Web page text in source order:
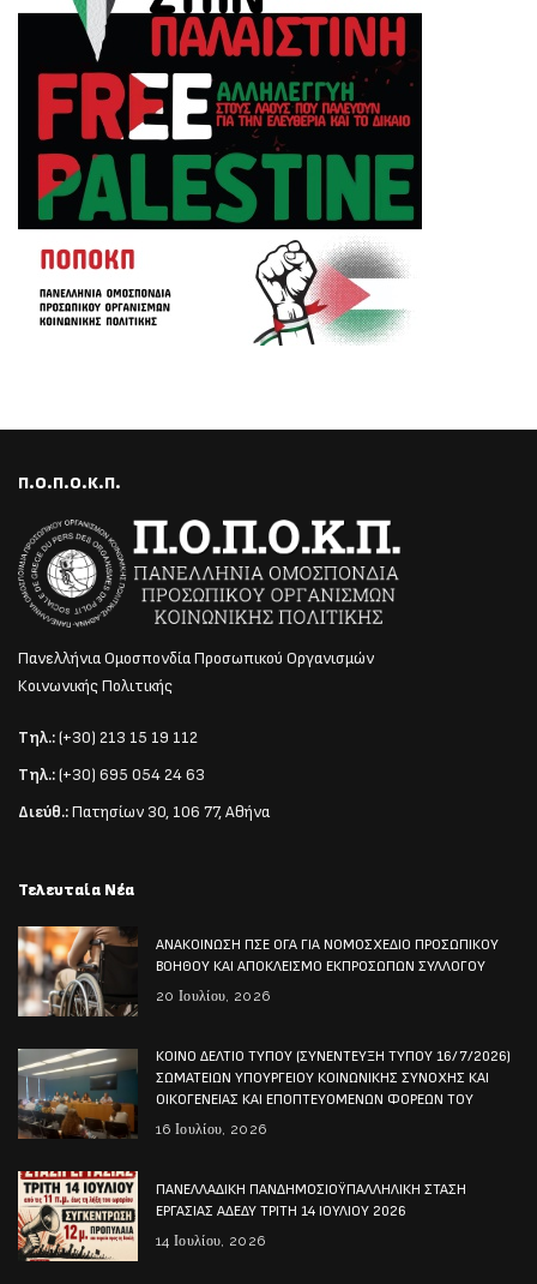
Π.Ο.Π.Ο.Κ.Π.
Πανελλήνια Ομοσπονδία Προσωπικού Οργανισμών
Κοινωνικής Πολιτικής
Τηλ.:(+30) 213 15 19 112
Τηλ.:(+30) 695 054 24 63
Διεύθ.:Πατησίων 30, 106 77, Αθήνα
Τελευταία Νέα
ΑΝΑΚΟΙΝΩΣΗ ΠΣΕ ΟΓΑ ΓΙΑ ΝΟΜΟΣΧΕΔΙΟ ΠΡΟΣΩΠΙΚΟΥ
ΒΟΗΘΟΥ ΚΑΙ ΑΠΟΚΛΕΙΣΜΟ ΕΚΠΡΟΣΩΠΩΝ ΣΥΛΛΟΓΟΥ
20 Ιουλίου, 2026
ΚΟΙΝΟ ΔΕΛΤΙΟ ΤΥΠΟΥ (ΣΥΝΕΝΤΕΥΞΗ ΤΥΠΟΥ 16/7/2026)
ΣΩΜΑΤΕΙΩΝ ΥΠΟΥΡΓΕΙΟΥ ΚΟΙΝΩΝΙΚΗΣ ΣΥΝΟΧΗΣ ΚΑΙ
ΟΙΚΟΓΕΝΕΙΑΣ ΚΑΙ ΕΠΟΠΤΕΥΟΜΕΝΩΝ ΦΟΡΕΩΝ ΤΟΥ
16 Ιουλίου, 2026
ΠΑΝΕΛΛΑΔΙΚΗ ΠΑΝΔΗΜΟΣΙΟΫΠΑΛΛΗΛΙΚΗ ΣΤΑΣΗ
ΕΡΓΑΣΙΑΣ ΑΔΕΔΥ ΤΡΙΤΗ 14 ΙΟΥΛΙΟΥ 2026
14 Ιουλίου, 2026